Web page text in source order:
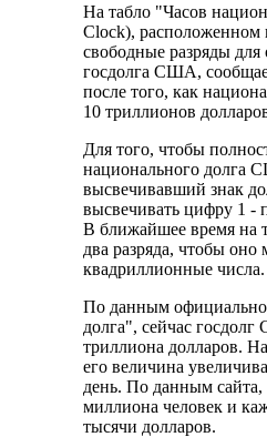
На табло "Часов
Clock), расположенном
свободные разряды
госдолга США,
после того, как
10 триллионов
Для того, чтобы
национального долга
высвечивавший знак
высвечивать цифру 1 -
В ближайшее время на
два разряда, чтобы оно
квадриллионные числа.
По данным
долга", сейчас
триллиона долларов.
его величина
день. По данным
миллиона человек и
тысячи долларов.